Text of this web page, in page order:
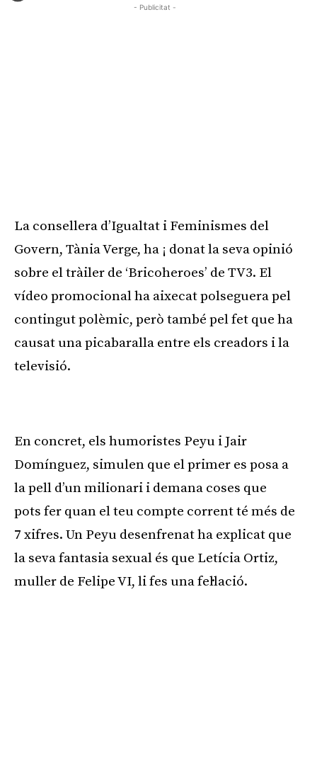
- Publicitat -
La consellera d’Igualtat i Feminismes del
Govern, Tània Verge, ha ¡ donat la seva opinió
sobre el tràiler de ‘Bricoheroes’ de TV3. El
vídeo promocional ha aixecat polseguera pel
contingut polèmic, però també pel fet que ha
causat una picabaralla entre els creadors i la
televisió.
En concret, els humoristes Peyu i Jair
Domínguez, simulen que el primer es posa a
la pell d’un milionari i demana coses que
pots fer quan el teu compte corrent té més de
7 xifres. Un Peyu desenfrenat ha explicat que
la seva fantasia sexual és que Letícia Ortiz,
muller de Felipe VI, li fes una fel·lació.